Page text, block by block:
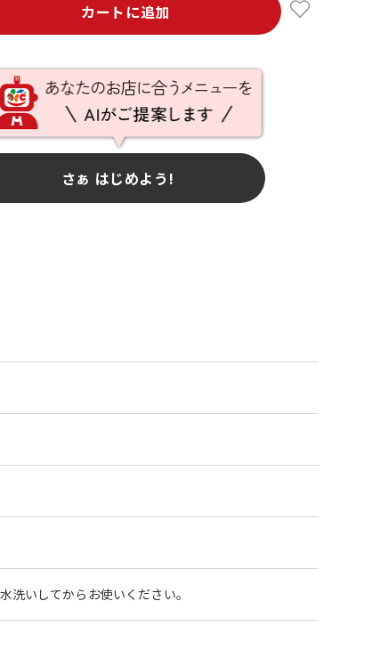
カートに追加
さぁ はじめよう!
いしてからお使いください。